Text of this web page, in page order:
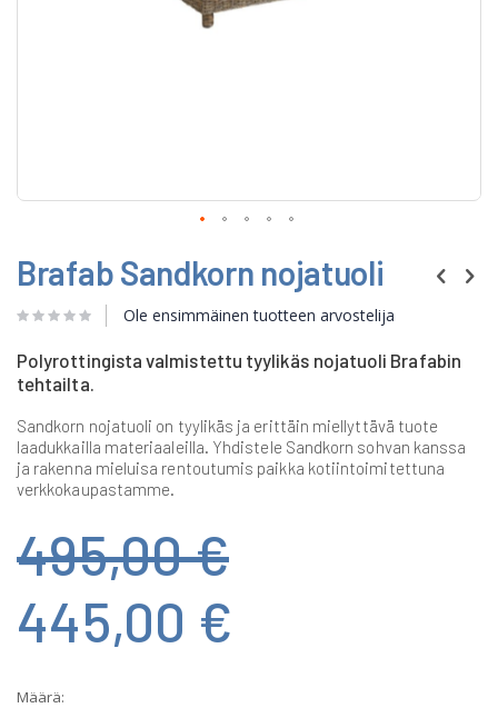
to
the
beginning
of
images
gallery
Brafab Sandkorn nojatuoli
Ole ensimmäinen tuotteen arvostelija
Polyrottingista valmistettu tyylikäs nojatuoli Brafabin
tehtailta.
Sandkorn nojatuoli on tyylikäs ja erittäin miellyttävä tuote
laadukkailla materiaaleilla. Yhdistele Sandkorn sohvan kanssa
ja rakenna mieluisa rentoutumis paikka kotiintoimitettuna
verkkokaupastamme.
495,00 €
445,00 €
Määrä: